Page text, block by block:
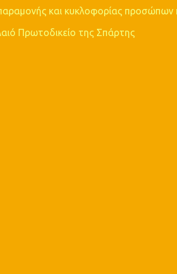
και κυκλοφορίας προσώπων
Πρωτοδικείο της Σπάρτης